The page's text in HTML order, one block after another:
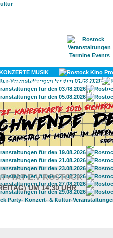
MUSIK
LITERATUR
UMLAND
E.V ROSTOCK
UM 14:30 UHR